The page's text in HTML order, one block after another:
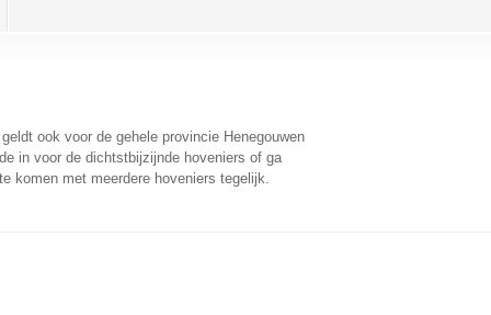
ook voor de gehele provincie Henegouwen
in voor de dichtstbijzijnde hoveniers of ga
komen met meerdere hoveniers tegelijk.